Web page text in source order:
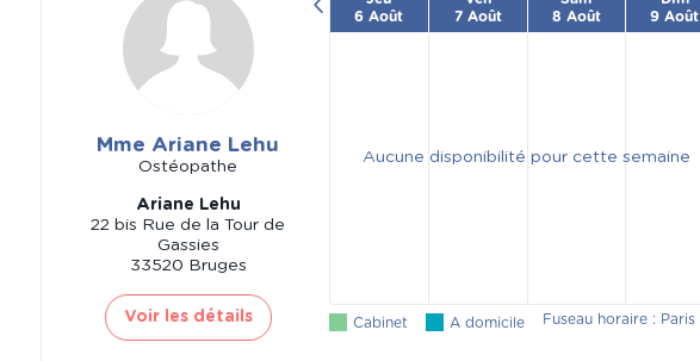
Mme Ariane Lehu
Ostéopathe
Ariane Lehu
22 bis Rue de la Tour de
Gassies
33520 Bruges
Voir les détails
Aucune disponibilité pour cette semaine
6 Août
7 Août
8 Août
9 Août
Cabinet A domicile Fuseau horaire : Paris